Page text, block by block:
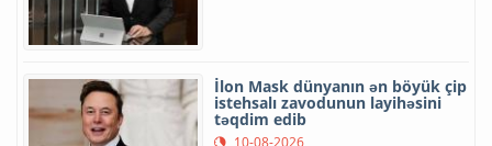
İlon Mask dünyanın ən böyük çip
istehsalı zavodunun layihəsini
təqdim edib
10-08-2026